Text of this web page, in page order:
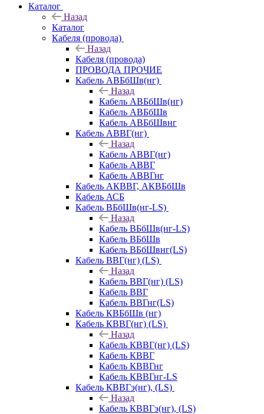
Каталог
Назад
Каталог
Кабеля (провода)
Назад
Кабеля (провода)
ПРОВОДА ПРОЧИЕ
Кабель АВБбШв(нг)
Назад
Кабель АВБбШв(нг)
Кабель АВБбШв
Кабель АВБбШвнг
Кабель АВВГ(нг)
Назад
Кабель АВВГ(нг)
Кабель АВВГ
Кабель АВВГнг
Кабель АКВВГ, АКВБбШв
Кабель АСБ
Кабель ВБбШв(нг-LS)
Назад
Кабель ВБбШв(нг-LS)
Кабель ВБбШв
Кабель ВБбШвнг(LS)
Кабель ВВГ(нг) (LS)
Назад
Кабель ВВГ(нг) (LS)
Кабель ВВГ
Кабель ВВГнг(LS)
Кабель КВБбШв (нг)
Кабель КВВГ(нг) (LS)
Назад
Кабель КВВГ(нг) (LS)
Кабель КВВГ
Кабель КВВГнг
Кабель КВВГнг-LS
Кабель КВВГэ(нг), (LS)
Назад
Кабель КВВГэ(нг), (LS)